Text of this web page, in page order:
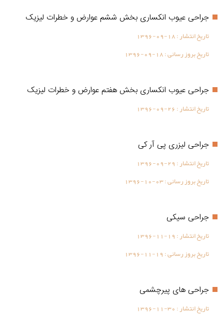
جراحی عیوب انکساری بخش ششم عوارض و خطرات لیزیک
تاریخ انتشار :1396-09-18
تاریخ بروز رسانی :1396-09-18
جراحی عیوب انکساری بخش هفتم عوارض و خطرات لیزیک
تاریخ انتشار :1396-09-26
جراحی لیزری پی آر کی
تاریخ انتشار :1396-09-29
تاریخ بروز رسانی :1396-10-03
جراحی سیکی
تاریخ انتشار :1396-11-19
تاریخ بروز رسانی :1396-11-19
جراحی های پیرچشمی
تاریخ انتشار :1396-11-30